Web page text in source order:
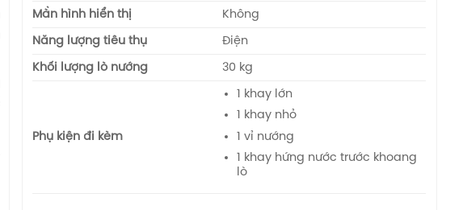
Mà̀n hình hiển thị Không
Năng lượng tiêu thụ Điện
Khối lượng lò nướng 30 kg
Phụ kiện đi kèm
1 khay lớn
1 khay nhỏ
1 vỉ nướng
1 khay hứng nước trước khoang
lò